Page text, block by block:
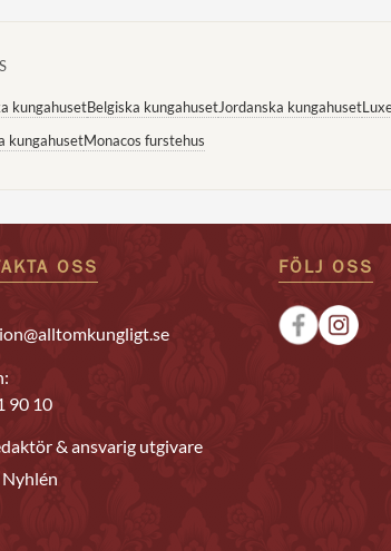
kungahusetBelgiska kungahusetJordanska kungahuset
kungahusetMonacos furstehus
OSS
90 10
& ansvarig utgivare
FÖLJ OSS